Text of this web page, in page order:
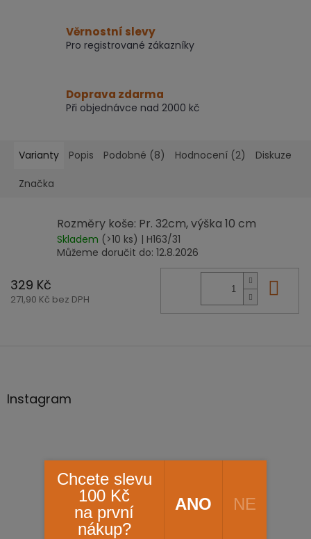
Věrnostní slevy
Pro registrované zákazníky
Doprava zdarma
Při objednávce nad 2000 kč
Varianty Popis Podobné (8) Hodnocení (2) Diskuze
Značka
Rozměry koše: Pr. 32cm, výška 10 cm
Skladem (>10 ks) | H163/31
Můžeme doručit do: 12.8.2026
329 Kč
271,90 Kč bez DPH
aInstagram
Chcete slevu
100 Kč
na první
nákup?
ANO NE